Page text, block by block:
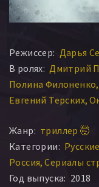
Режиссер: Дарья
В ролях: Дмитрий
Полина Филоненко
Евгений Терских
Софья Галишникова
Жанр: триллер 🤯
Категории:
Россия Сериалы
Год выпуска: 2018